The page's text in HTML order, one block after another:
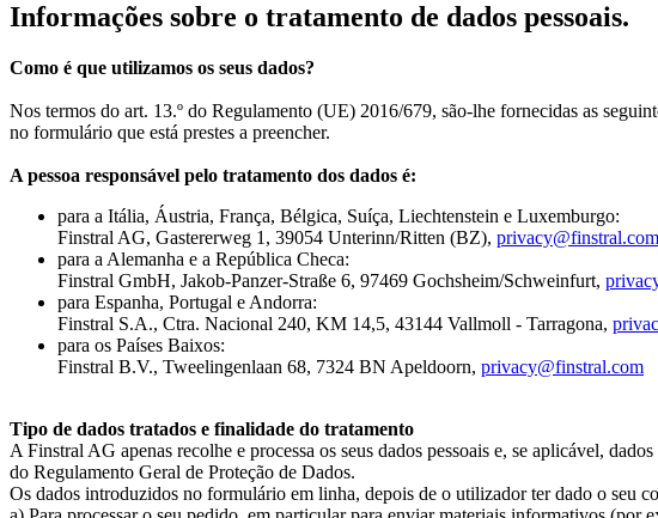
Informações sobre o tratamento de dados pessoais.
Como é que utilizamos os seus dados?
Nos termos do art. 13.º do Regulamento (UE) 2016/679, são-lhe fornecidas as
no formulário que está prestes a preencher.
A pessoa responsável pelo tratamento dos dados é:
para a Itália, Áustria, França, Bélgica, Suíça, Liechtenstein e Luxemburgo:
Finstral AG, Gastererweg 1, 39054 Unterinn/Ritten (BZ), privacy@finstral.com
para a Alemanha e a República Checa:
Finstral GmbH, Jakob-Panzer-Straße 6, 97469 Gochsheim/Schweinfurt,
para Espanha, Portugal e Andorra:
Finstral S.A., Ctra. Nacional 240, KM 14,5, 43144 Vallmoll - Tarragona,
para os Países Baixos:
Finstral B.V., Tweelingenlaan 68, 7324 BN Apeldoorn, privacy@finstral.com
Tipo de dados tratados e finalidade do tratamento
A Finstral AG apenas recolhe e processa os seus dados pessoais e, se aplicável,
do Regulamento Geral de Proteção de Dados.
Os dados introduzidos no formulário em linha, depois de o utilizador ter dado o seu